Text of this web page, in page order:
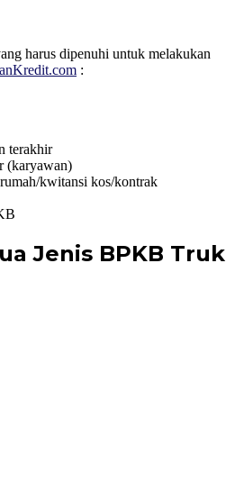
harus dipenuhi untuk melakukan
:
terakhir
(karyawan)
kwitansi kos/kontrak
Jenis BPKB Truk